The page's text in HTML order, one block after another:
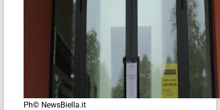
Ph© NewsBiella.it